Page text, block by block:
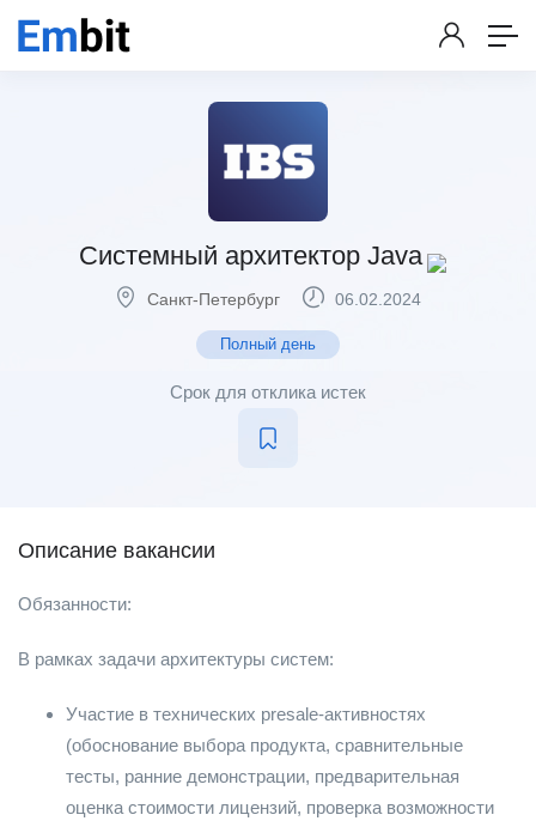
Системный архитектор Java
Санкт-Петербург 06.02.2024
Полный день
Срок для отклика истек
Описание вакансии
Обязанности:
В рамках задачи архитектуры систем:
Участие в технических presale-активностях
(обоснование выбора продукта, сравнительные
тесты, ранние демонстрации, предварительная
оценка стоимости лицензий, проверка возможности